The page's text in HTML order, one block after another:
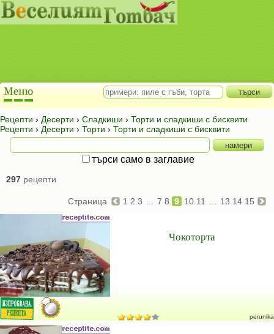
Рецепти › Десерти › Сладкиши › Торти и сладкиши с бисквити
Рецепти › Десерти › Торти › Торти и сладкиши с бисквити
търси само в заглавие
297 рецепти
Страница 1 2 3 7 8 9 10 11 13 14 15
Чокоторта
perunika